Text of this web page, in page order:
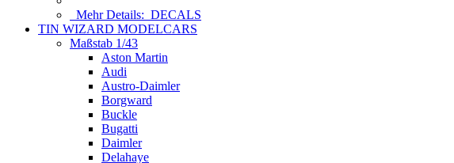
Mehr Details: DECALS
TIN WIZARD MODELCARS
Maßstab 1/43
Aston Martin
Audi
Austro-Daimler
Borgward
Buckle
Bugatti
Daimler
Delahaye